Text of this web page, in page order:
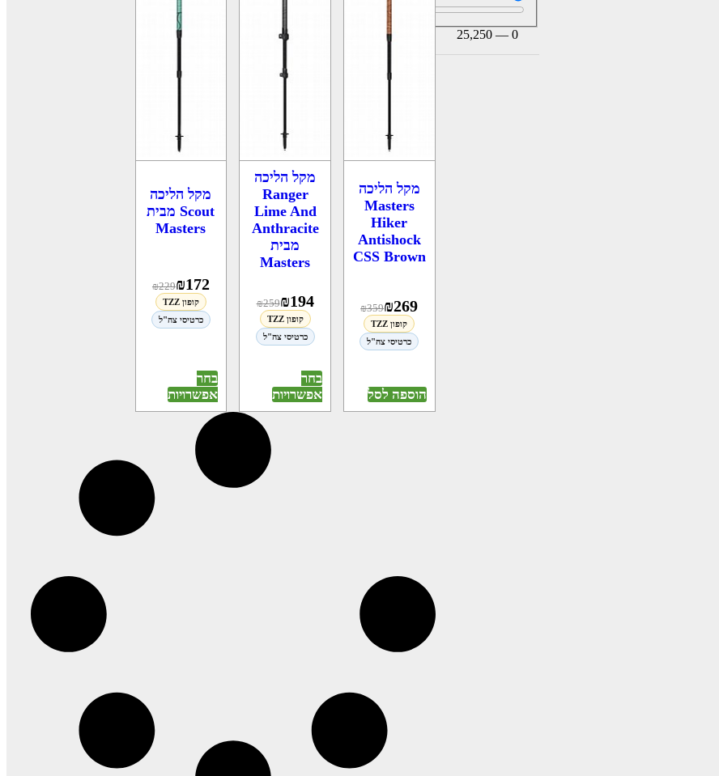
0
—
25,250
מקל הליכה
Masters
Hiker
Antishock
CSS Brown
₪269
₪359
קופון TZZ
כרטיסי צה"ל
הוספה לסל
מקל הליכה
Ranger
Lime And
Anthracite
מבית
Masters
₪194
₪259
קופון TZZ
כרטיסי צה"ל
בחר
אפשרויות
מקל הליכה
Scout מבית
Masters
₪172
₪229
קופון TZZ
כרטיסי צה"ל
בחר
אפשרויות